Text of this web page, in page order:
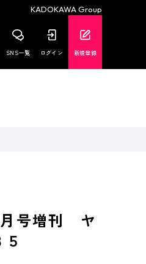
KADOKAWA Group
SNS一覧 ログイン 新規登録
月号増刊 ヤ